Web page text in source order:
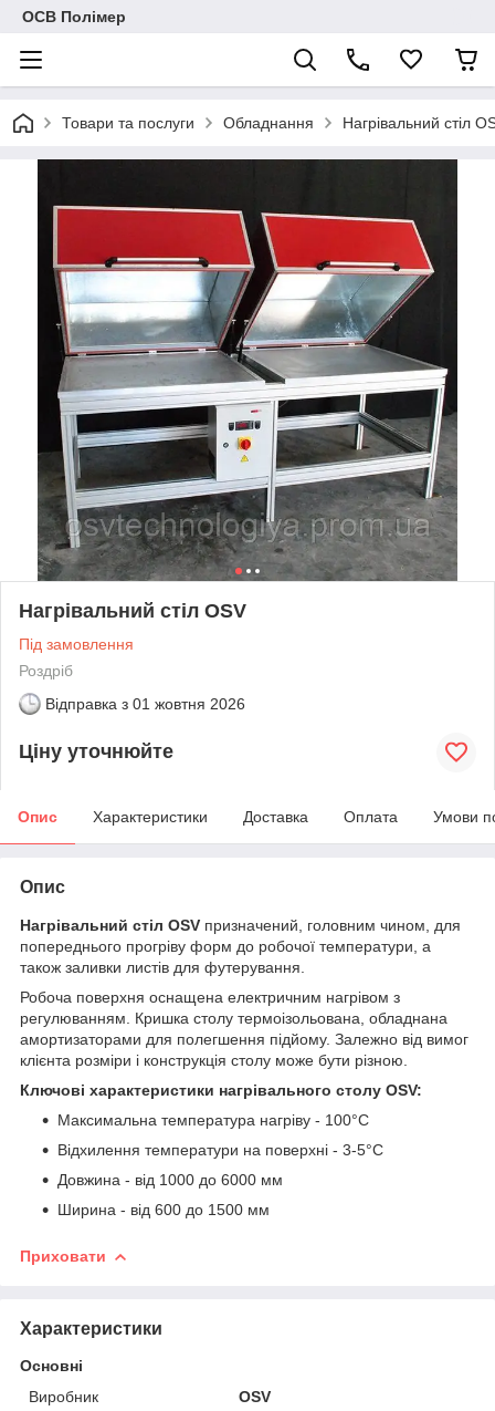
ОСВ Полімер
Товари та послуги Обладнання Нагрівальний стіл
Нагрівальний стіл OSV
Під замовлення
Роздріб
Відправка з 01 жовтня 2026
Ціну уточнюйте
Опис Характеристики Доставка Оплата Умови
Опис
Нагрівальний стіл OSV призначений, головним чином, для
попереднього прогріву форм до робочої температури, а
також заливки листів для футерування.
Робоча поверхня оснащена електричним нагрівом з
регулюванням. Кришка столу термоізольована, обладнана
амортизаторами для полегшення підйому. Залежно від вимог
клієнта розміри і конструкція столу може бути різною.
Ключові характеристики нагрівального столу OSV:
Максимальна температура нагріву - 100°С
Відхилення температури на поверхні - 3-5°С
Довжина - від 1000 до 6000 мм
Ширина - від 600 до 1500 мм
Приховати
Характеристики
Основні
Виробник
OSV